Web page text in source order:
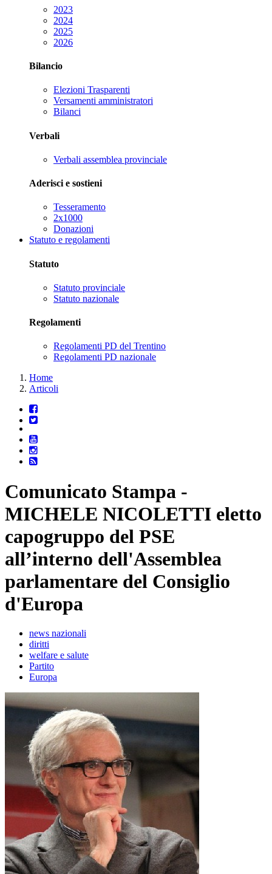
2023
2024
2025
2026
Bilancio
Elezioni Trasparenti
Versamenti amministratori
Bilanci
Verbali
Verbali assemblea provinciale
Aderisci e sostieni
Tesseramento
2x1000
Donazioni
Statuto e regolamenti
Statuto
Statuto provinciale
Statuto nazionale
Regolamenti
Regolamenti PD del Trentino
Regolamenti PD nazionale
Home
Articoli
Comunicato Stampa -
MICHELE NICOLETTI eletto
capogruppo del PSE
all’interno dell'Assemblea
parlamentare del Consiglio
d'Europa
news nazionali
diritti
welfare e salute
Partito
Europa